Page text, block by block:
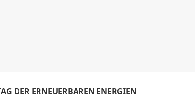
DER ERNEUERBAREN ENERGIEN